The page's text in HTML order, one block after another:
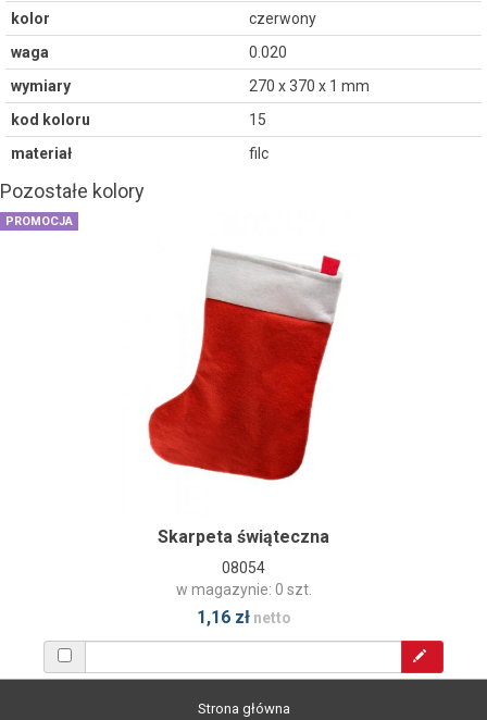
kolor
czerwony
waga
0.020
wymiary
270 x 370 x 1 mm
kod koloru
15
materiał
filc
Pozostałe kolory
PROMOCJA
Skarpeta świąteczna
08054
w magazynie: 0 szt.
1,16 złnetto
Strona główna